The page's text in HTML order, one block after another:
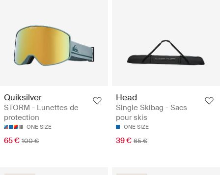
Quiksilver
STORM - Lunettes de
protection
ONE SIZE
65 € 100 €
Head
Single Skibag - Sacs
pour skis
ONE SIZE
39 € 65 €